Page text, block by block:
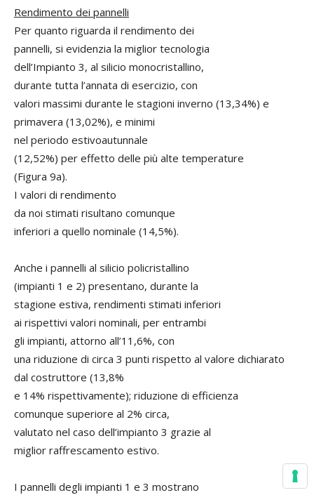
Rendimento dei pannelli
Per quanto riguarda il rendimento dei
pannelli, si evidenzia la miglior tecnologia
dell’Impianto 3, al silicio monocristallino,
durante tutta l’annata di esercizio, con
valori massimi durante le stagioni inverno (13,34%) e
primavera (13,02%), e minimi
nel periodo estivoautunnale
(12,52%) per effetto delle più alte temperature
(Figura 9a).
I valori di rendimento
da noi stimati risultano comunque
inferiori a quello nominale (14,5%).
Anche i pannelli al silicio policristallino
(impianti 1 e 2) presentano, durante la
stagione estiva, rendimenti stimati inferiori
ai rispettivi valori nominali, per entrambi
gli impianti, attorno all’11,6%, con
una riduzione di circa 3 punti rispetto al valore dichiarato
dal costruttore (13,8%
e 14% rispettivamente); riduzione di efficienza
comunque superiore al 2% circa,
valutato nel caso dell’impianto 3 grazie al
miglior raffrescamento estivo.
I pannelli degli impianti 1 e 3 mostrano